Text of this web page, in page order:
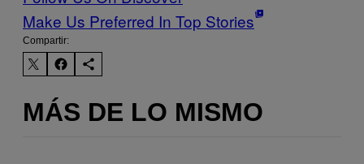
Make Us Preferred In Top Stories
Compartir:
MÁS DE LO MISMO